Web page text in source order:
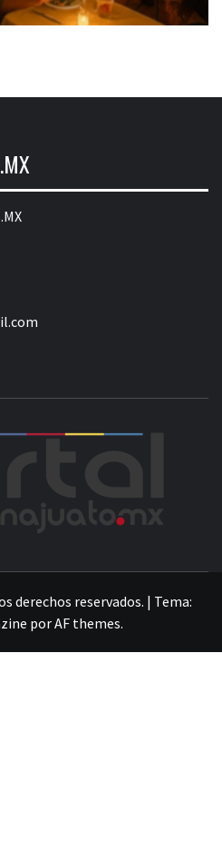
derechos reservados. | Tema:
porAF themes.